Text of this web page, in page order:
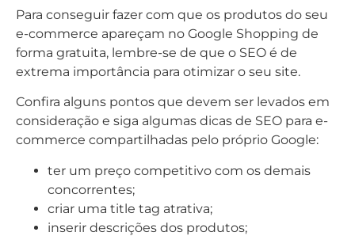
Para conseguir fazer com que os produtos do seu
e-commerce apareçam no Google Shopping de
forma gratuita, lembre-se de que o SEO é de
extrema importância para otimizar o seu site.
Confira alguns pontos que devem ser levados em
consideração e siga algumas dicas de SEO para e-
commerce compartilhadas pelo próprio Google:
ter um preço competitivo com os demais
concorrentes;
criar uma title tag atrativa;
inserir descrições dos produtos;